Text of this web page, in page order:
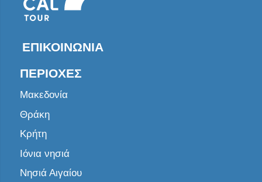
ΕΠΙΚΟΙΝΩΝΊΑ
ΠΕΡΙΟΧΈΣ
Μακεδονία
Θράκη
Κρήτη
Ιόνια νησιά
Νησιά Αιγαίου